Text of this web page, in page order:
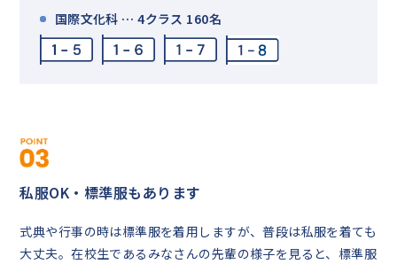
国際文化科 … 4クラス 160名
私服OK・標準服もあります
式典や行事の時は標準服を着用しますが、普段は私服を着ても
大丈夫。在校生であるみなさんの先輩の様子を見ると、標準服